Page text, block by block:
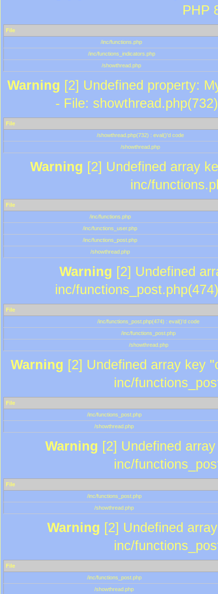
PHP
File
/inc/functions.php
/inc/functions_indicators.php
/showthread.php
Warning [2] Undefined property:
- File:
File
/showthread.php(732) : eval()'d code
/showthread.php
Warning [2] Undefined array
inc/
File
/inc/functions.php
/inc/functions_user.php
/inc/functions_post.php
/showthread.php
Warning [2] Undefined
inc/
File
/inc/functions_post.php(474) : eval()'d code
/inc/functions_post.php
/showthread.php
Warning [2] Undefined array key
inc/
File
/inc/functions_post.php
/showthread.php
Warning [2] Undefined
inc/
File
/inc/functions_post.php
/showthread.php
Warning [2] Undefined
inc/
File
/inc/functions_post.php
/showthread.php